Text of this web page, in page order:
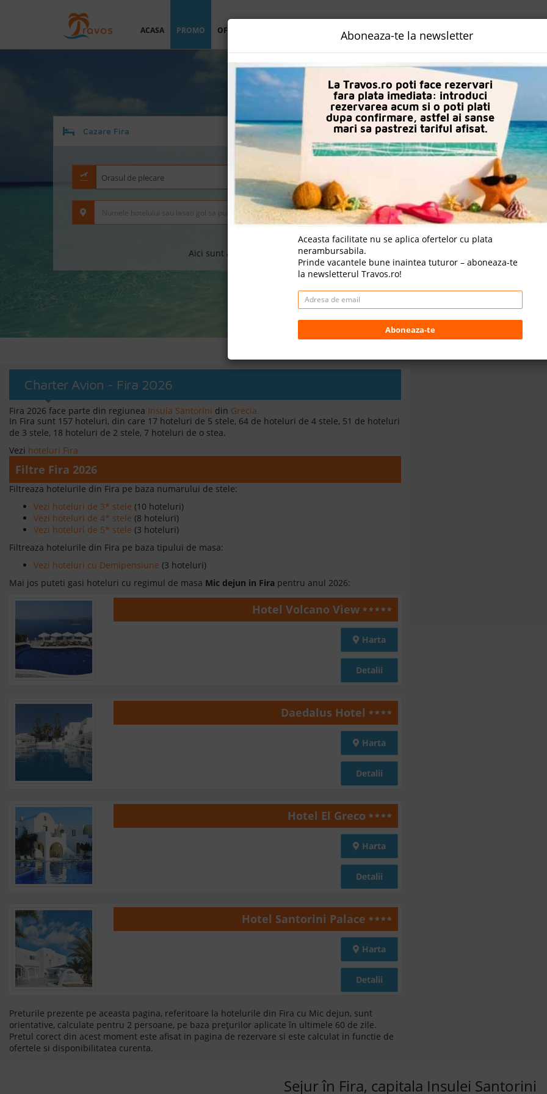
ACASA PROMO OFERTA PERSONALIZATA DESTINATII LOGIN
Cazare Fira Charter Avion Fira
Orasul de plecare Cauta destinatie
Daca doresti sa cauti doar
cazare/hoteluri fara transport apasa
Aici sunt afisate doar hoteluri dinLitoral Fira, Santorin, Grecia
Charter Avion - Fira 2026
Fira 2026 face parte din regiunea Insula Santorini din Grecia.
In Fira sunt 157 hoteluri, din care 17 hoteluri de 5 stele, 64 de hoteluri de 4 stele, 51 de hoteluri
de 3 stele, 18 hoteluri de 2 stele, 7 hoteluri de o stea.
Vezi hoteluri Fira
Filtre Fira 2026
Filtreaza hotelurile din Fira pe baza numarului de stele:
Vezi hoteluri de 3* stele (10 hoteluri)
Vezi hoteluri de 4* stele (8 hoteluri)
Vezi hoteluri de 5* stele (3 hoteluri)
Filtreaza hotelurile din Fira pe baza tipului de masa:
Vezi hoteluri cu Demipensiune (3 hoteluri)
Mai jos puteti gasi hoteluri cu regimul de masa Mic dejun in Fira pentru anul 2026:
Hotel Volcano View
Harta
Detalii
Daedalus Hotel
Harta
Detalii
Hotel El Greco
Harta
Detalii
Hotel Santorini Palace
Harta
Detalii
Preturile prezente pe aceasta pagina, referitoare la hotelurile din Fira cu Mic dejun, sunt
orientative, calculate pentru 2 persoane, pe baza prețurilor aplicate în ultimele 60 de zile.
Pretul corect din acest moment este afisat in pagina de rezervare si este calculat in functie de
ofertele si disponibilitatea curenta.
Sejur în Fira, capitala Insulei Santorini
Aboneaza-te la newsletter
La Travos.ro poti face rezervari
fara plata imediata: introduci
rezervarea acum si o poti plati
dupa confirmare, astfel ai sanse
mari sa pastrezi tariful afisat.
Aceasta facilitate nu se aplica ofertelor cu plata
nerambursabila.
Prinde vacantele bune inaintea tuturor – aboneaza-te
la newsletterul Travos.ro!
Aboneaza-te